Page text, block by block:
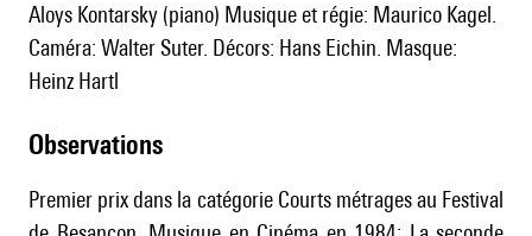
Aloys Kontarsky (piano) Musique et régie: Maurico Kagel.
Caméra: Walter Suter. Décors: Hans Eichin. Masque:
Heinz Hartl
observations
Premier prix dans la catégorie Courts métrages au Festival